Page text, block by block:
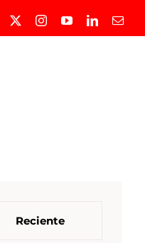
Facebook InstagramYouTubeLinkedIn
Reciente